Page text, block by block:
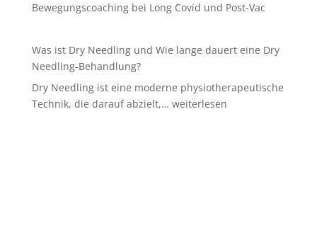
Bewegungscoaching bei Long Covid und Post-Vac
Was ist Dry Needling und Wie lange dauert eine Dry
Needling-Behandlung?
Dry Needling ist eine moderne physiotherapeutische
Technik, die darauf abzielt,… Was
weiterlesen